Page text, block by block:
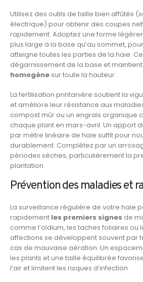
Utilisez des outils de taille bien affûtés
électrique) pour obtenir des coupes
rapidement. Adoptez une forme
plus large à la base qu’au sommet,
atteigne toutes les parties de la haie.
dégarnissement de la base et maintient
homogène sur toute la hauteur.
La fertilisation printanière soutient la
et améliore leur résistance aux
compost mûr ou un engrais organique
chaque plant en mars-avril. Un apport
par mètre linéaire de haie suffit pour
durablement. Complétez par un
périodes sèches, particulièrement la
plantation.
Prévention des maladies et
La surveillance régulière de votre haie
rapidement les premiers signes de
comme l’oïdium, les taches foliaires ou
affections se développent souvent par
cas de mauvaise aération. Un
les plants et une taille équilibrée
l’air et limitent les risques d’infection.